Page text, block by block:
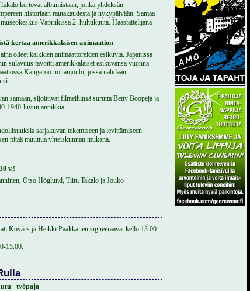
kertovat albumistaan, jonka yhdeksän
historiaan rautakaudesta ja nykypäivään. Samaa
Vapriikissa 2. huhtikuuta. Haastattelijana
kertaa amerikkalaisen animaation
olleet kaikkien animaattoreiden esikuvia. Japanissa
sulavuus tavoitti amerikkalaiset esikuvansa vuonna
Kangaroo no tanjoubi, jossa nähdään
samaan, sijoittivat filmeihinsä surutta Betty Boopeja ja
1940-luvun antiikkia.
sarjakuvan tekemiseen ja levittämiseen.
pitää muuttua yhteiskunnan mukana.
v.!
Otso Höglund, Tiitu Takalo ja Jouko
Kovács ja Heikki Paakkanen signeeraavat kello 13.00-
15.00.
–työpaja